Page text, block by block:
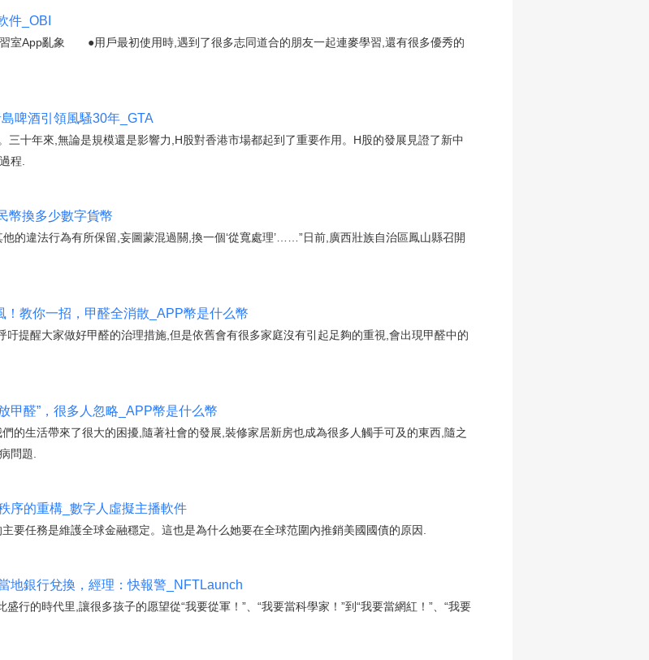
件_OBI
App亂象 ●用戶最初使用時,遇到了很多志同道合的朋友一起連麥學習,還有很多優秀的
啤酒引領風騷30年_GTA
十年來,無論是規模還是影響力,H股對香港市場都起到了重要作用。H股的發展見證了新中
程.
幣換多少數字貨幣
的違法行為有所保留,妄圖蒙混過關,換一個‘從寬處理’……”日前,廣西壯族自治區鳳山縣召開
！教你一招，甲醛全消散_APP幣是什么幣
吁提醒大家做好甲醛的治理措施,但是依舊會有很多家庭沒有引起足夠的重視,會出現甲醛中的
甲醛”，很多人忽略_APP幣是什么幣
的生活帶來了很大的困擾,隨著社會的發展,裝修家居新房也成為很多人觸手可及的東西,隨之
問題.
序的重構_數字人虛擬主播軟件
要任務是維護全球金融穩定。這也是為什么她要在全球范圍內推銷美國國債的原因.
地銀行兌換，經理：快報警_NFTLaunch
行的時代里,讓很多孩子的愿望從“我要從軍！”、“我要當科學家！”到“我要當網紅！”、“我要